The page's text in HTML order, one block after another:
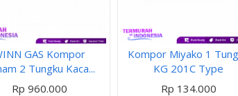
GAS Kompor
2 Tungku Kaca...
Rp 960.000
Kompor Miyako 1
KG 201C Type
Rp 134.000